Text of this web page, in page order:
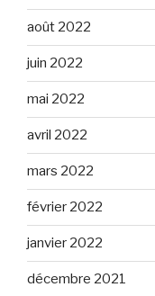
août 2022
juin 2022
mai 2022
avril 2022
mars 2022
février 2022
janvier 2022
décembre 2021